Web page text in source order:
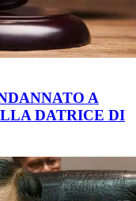
A
DATRICE DI